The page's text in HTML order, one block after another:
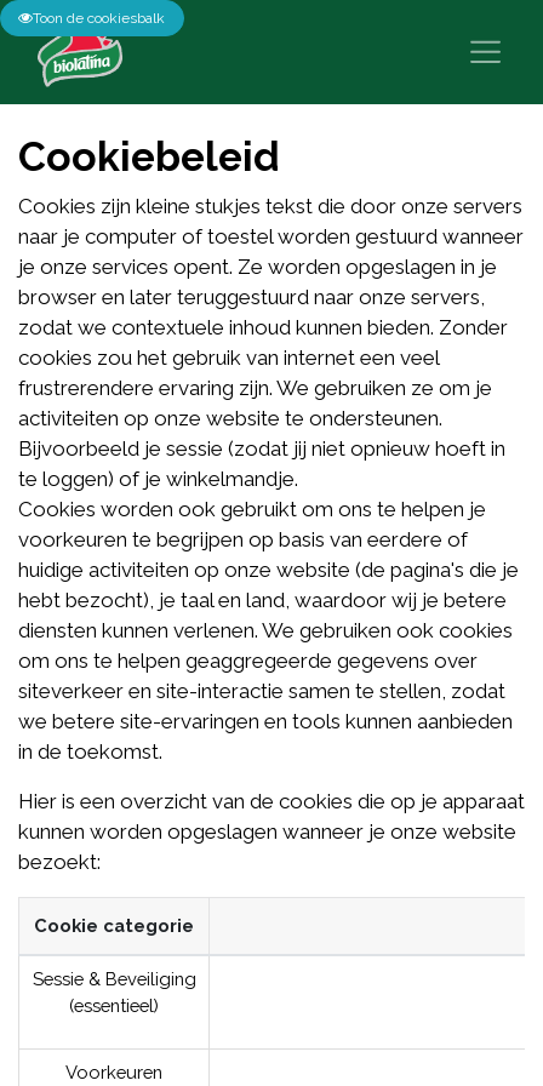
Cookiebeleid
Cookies zijn kleine stukjes tekst die door onze servers
naar je computer of toestel worden gestuurd wanneer
je onze services opent. Ze worden opgeslagen in je
browser en later teruggestuurd naar onze servers,
zodat we contextuele inhoud kunnen bieden. Zonder
cookies zou het gebruik van internet een veel
frustrerendere ervaring zijn. We gebruiken ze om je
activiteiten op onze website te ondersteunen.
Bijvoorbeeld je sessie (zodat jij niet opnieuw hoeft in
te loggen) of je winkelmandje.
Cookies worden ook gebruikt om ons te helpen je
voorkeuren te begrijpen op basis van eerdere of
huidige activiteiten op onze website (de pagina's die je
hebt bezocht), je taal en land, waardoor wij je betere
diensten kunnen verlenen. We gebruiken ook cookies
om ons te helpen geaggregeerde gegevens over
siteverkeer en site-interactie samen te stellen, zodat
we betere site-ervaringen en tools kunnen aanbieden
in de toekomst.
Hier is een overzicht van de cookies die op je apparaat
kunnen worden opgeslagen wanneer je onze website
bezoekt:
Cookie categorie
Sessie & Beveiliging
(essentieel)
Voorkeuren
Toon de cookiesbalk